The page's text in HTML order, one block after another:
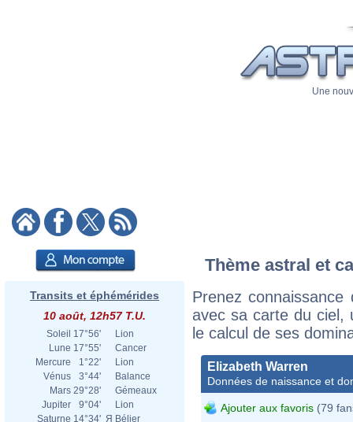
Une
Transits et éphémérides
10 août, 12h57 T.U.
Soleil 17°56'
Lion
Lune 17°55'
Cancer
Mercure
1°22'
Lion
Vénus
3°44'
Balance
Mars 29°28'
Gémeaux
Jupiter
9°04'
Lion
Saturne 14°34' Я Bélier
Thème astral et
Prenez
avec sa carte du ciel,
le calcul de ses
Elizabeth Warren
Données de naissance et
Ajouter aux favoris (79